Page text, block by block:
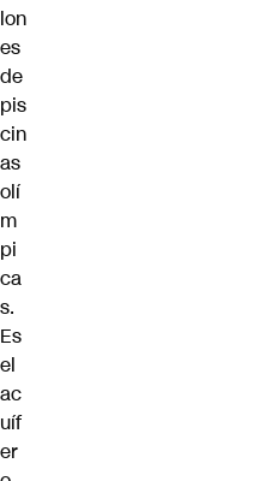
lon
es
de
pis
cin
as
olí
m
pi
ca
s.
Es
el
ac
uíf
er